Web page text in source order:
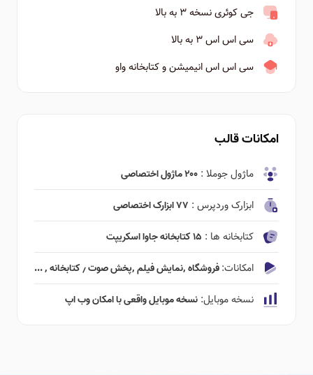
جی کوئری نسخه ۳ به بالا
سی اس اس ۳ به بالا
سی اس اس انیمیشن و کتابخانه واو
امکانات قالب
ماژول جوملا : ۲۰۰ ماژول اختصاصی
ابزارک وردپرس : ۷۷ ابزارک اختصاصی
کتابخانه ها : ۱۵ کتابخانه جاوا اسکریپت
امکانات:فروشگاه ٬‌نمایش فیلم ٬‌پخش صوت ٫ کتابخانه ٬ ...
نسخه موبایل: نسخه موبایل واقعی با امکان وب اپ